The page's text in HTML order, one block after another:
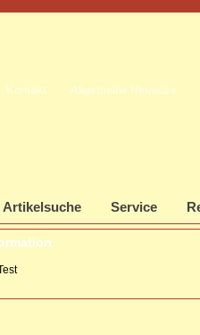
Kontakt Allgemeine Hinweise
Artikelsuche Service